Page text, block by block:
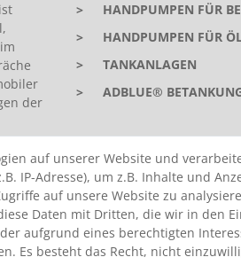
der
>
HANDPUMPEN FÜR
>
HANDPUMPEN FÜR
>
TANKANLAGEN
>
ADBLUE®
auf unserer Website und
IP-Adresse), um z.B. Inhalte und
auf unsere Website zu
Daten mit Dritten, die wir in den
aufgrund eines berechtigten
Es besteht das Recht, nicht